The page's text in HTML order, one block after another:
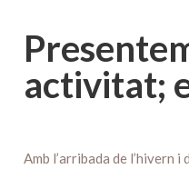
activitat;
Amb l’arribada de l’hivern